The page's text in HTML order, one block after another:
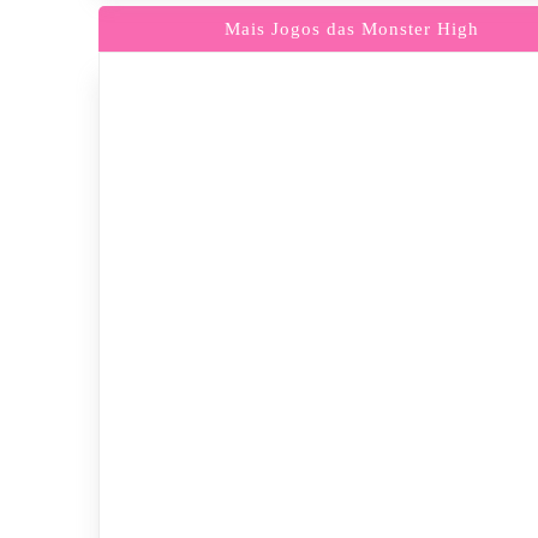
Mais Jogos das Monster High